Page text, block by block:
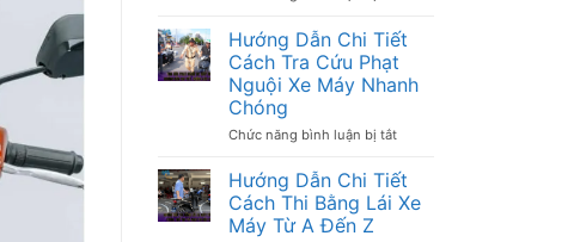
Xe
Máy
Cũ
Giá
Nghiệm
Xe
An
Toàn,
Hướng Dẫn Chi Tiết
Cách Tra Cứu Phạt
Nguội Xe Máy Nhanh
Chóng
Chức năng bình luận bị tắtở
Dẫn
Chi
Tiết
Hướng Dẫn Chi Tiết
Cách Thi Bằng Lái Xe
Máy Từ A Đến Z